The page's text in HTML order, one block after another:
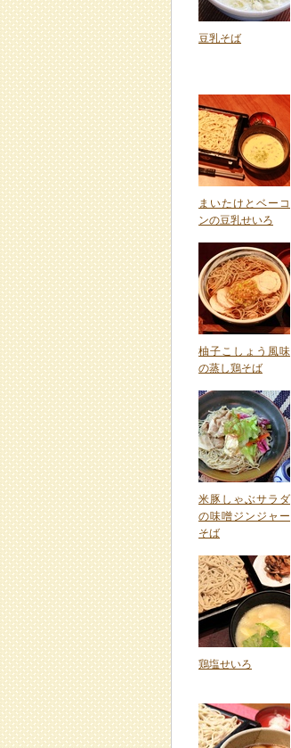
豆乳そば
まいたけとベーコ
ンの豆乳せいろ
柚子こしょう風味
の蒸し鶏そば
米豚しゃぶサラダ
の味噌ジンジャー
そば
鶏塩せいろ